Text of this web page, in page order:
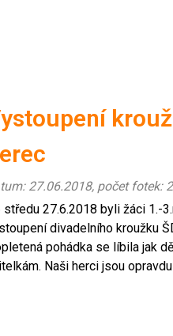
27.06.2018, počet fotek:
středu 27.6.2018 byli žáci 1.-
divadelního kroužku
pohádka se líbila jak
Naši herci jsou